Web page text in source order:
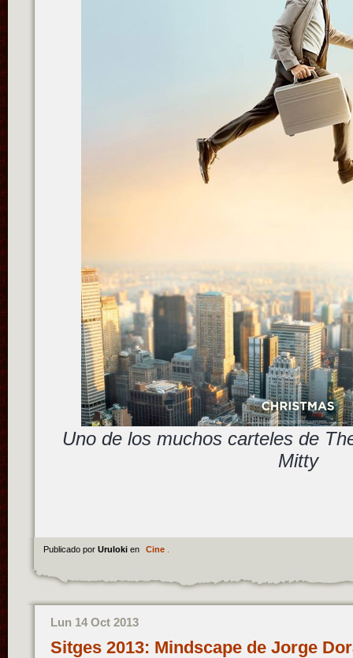
Uno de los muchos carteles de
Mitty
Publicado por Uruloki en Cine.
Lun 14 Oct 2013
Sitges 2013: Mindscape de Jorge